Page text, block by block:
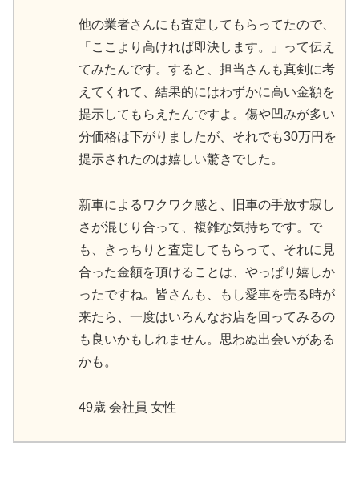
他の業者さんにも査定してもらってたので、
「ここより高ければ即決します。」って伝え
てみたんです。すると、担当さんも真剣に考
えてくれて、結果的にはわずかに高い金額を
提示してもらえたんですよ。傷や凹みが多い
分価格は下がりましたが、それでも30万円を
提示されたのは嬉しい驚きでした。
新車によるワクワク感と、旧車の手放す寂し
さが混じり合って、複雑な気持ちです。で
も、きっちりと査定してもらって、それに見
合った金額を頂けることは、やっぱり嬉しか
ったですね。皆さんも、もし愛車を売る時が
来たら、一度はいろんなお店を回ってみるの
も良いかもしれません。思わぬ出会いがある
かも。
49歳 会社員 女性